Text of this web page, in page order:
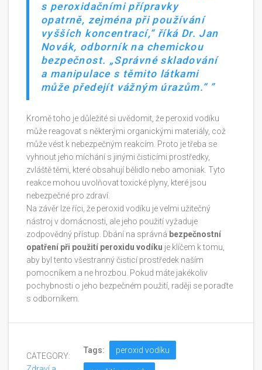
s peroxidačními přípravky
opatrně, zejména při používání
vyšších koncentrací,“ říká Dr. Jan
Novák, odborník na chemickou
bezpečnost. „Správné skladování
a manipulace s těmito látkami
může předejít vážným úrazům.“
Kromě toho je důležité si uvědomit, že peroxid vodíku
může reagovat s některými organickými materiály, což
může vést k nebezpečným reakcím. Proto je třeba se
vyhnout jeho míchání s jinými čisticími prostředky,
zvláště těmi, které obsahují bělidlo nebo amoniak. Tyto
reakce mohou uvolňovat toxické plyny, které jsou
nebezpečné pro zdraví.
Na závěr lze říci, že peroxid vodíku je velmi užitečný
nástroj v domácnosti, ale jeho použití vyžaduje
zodpovědný přístup. Dbání na správná bezpečnostní
opatření při použití peroxidu vodíku je klíčem k tomu,
aby byl tento všestranný čisticí prostředek naším
pomocníkem a ne hrozbou. Pokud máte jakékoliv
pochybnosti o jeho bezpečném použití, raději se poraďte
s odborníkem.
CATEGORY:
Tags: peroxid vodíku